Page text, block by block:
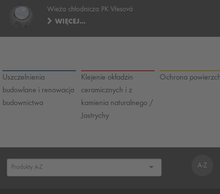
Wieża chłodnicza PK Vřesová
WIĘCEJ...
Uszczelnienia
budowlane i renowacja
budownictwa
Klejenie okładzin
ceramicznych i z
kamienia naturalnego /
Jastrychy
Ochrona
A-Z